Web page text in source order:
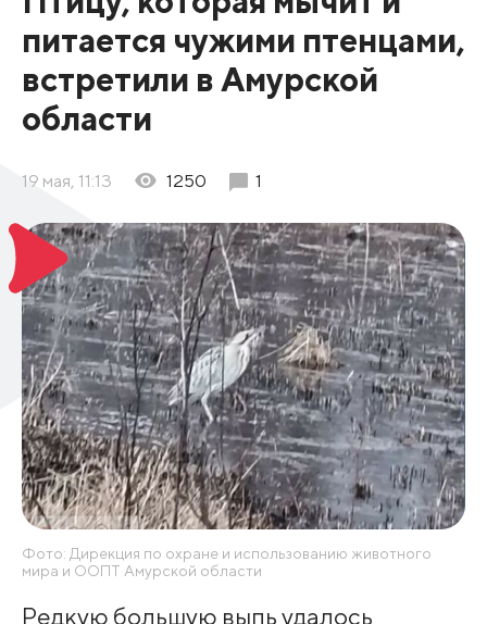
питается чужими птенцами,
встретили в Амурской
области
19 мая, 11:13 1250 1
Фото: Дирекция по охране и использованию животного
мира и ООПТ Амурской области
Редкую большую выпь удалось